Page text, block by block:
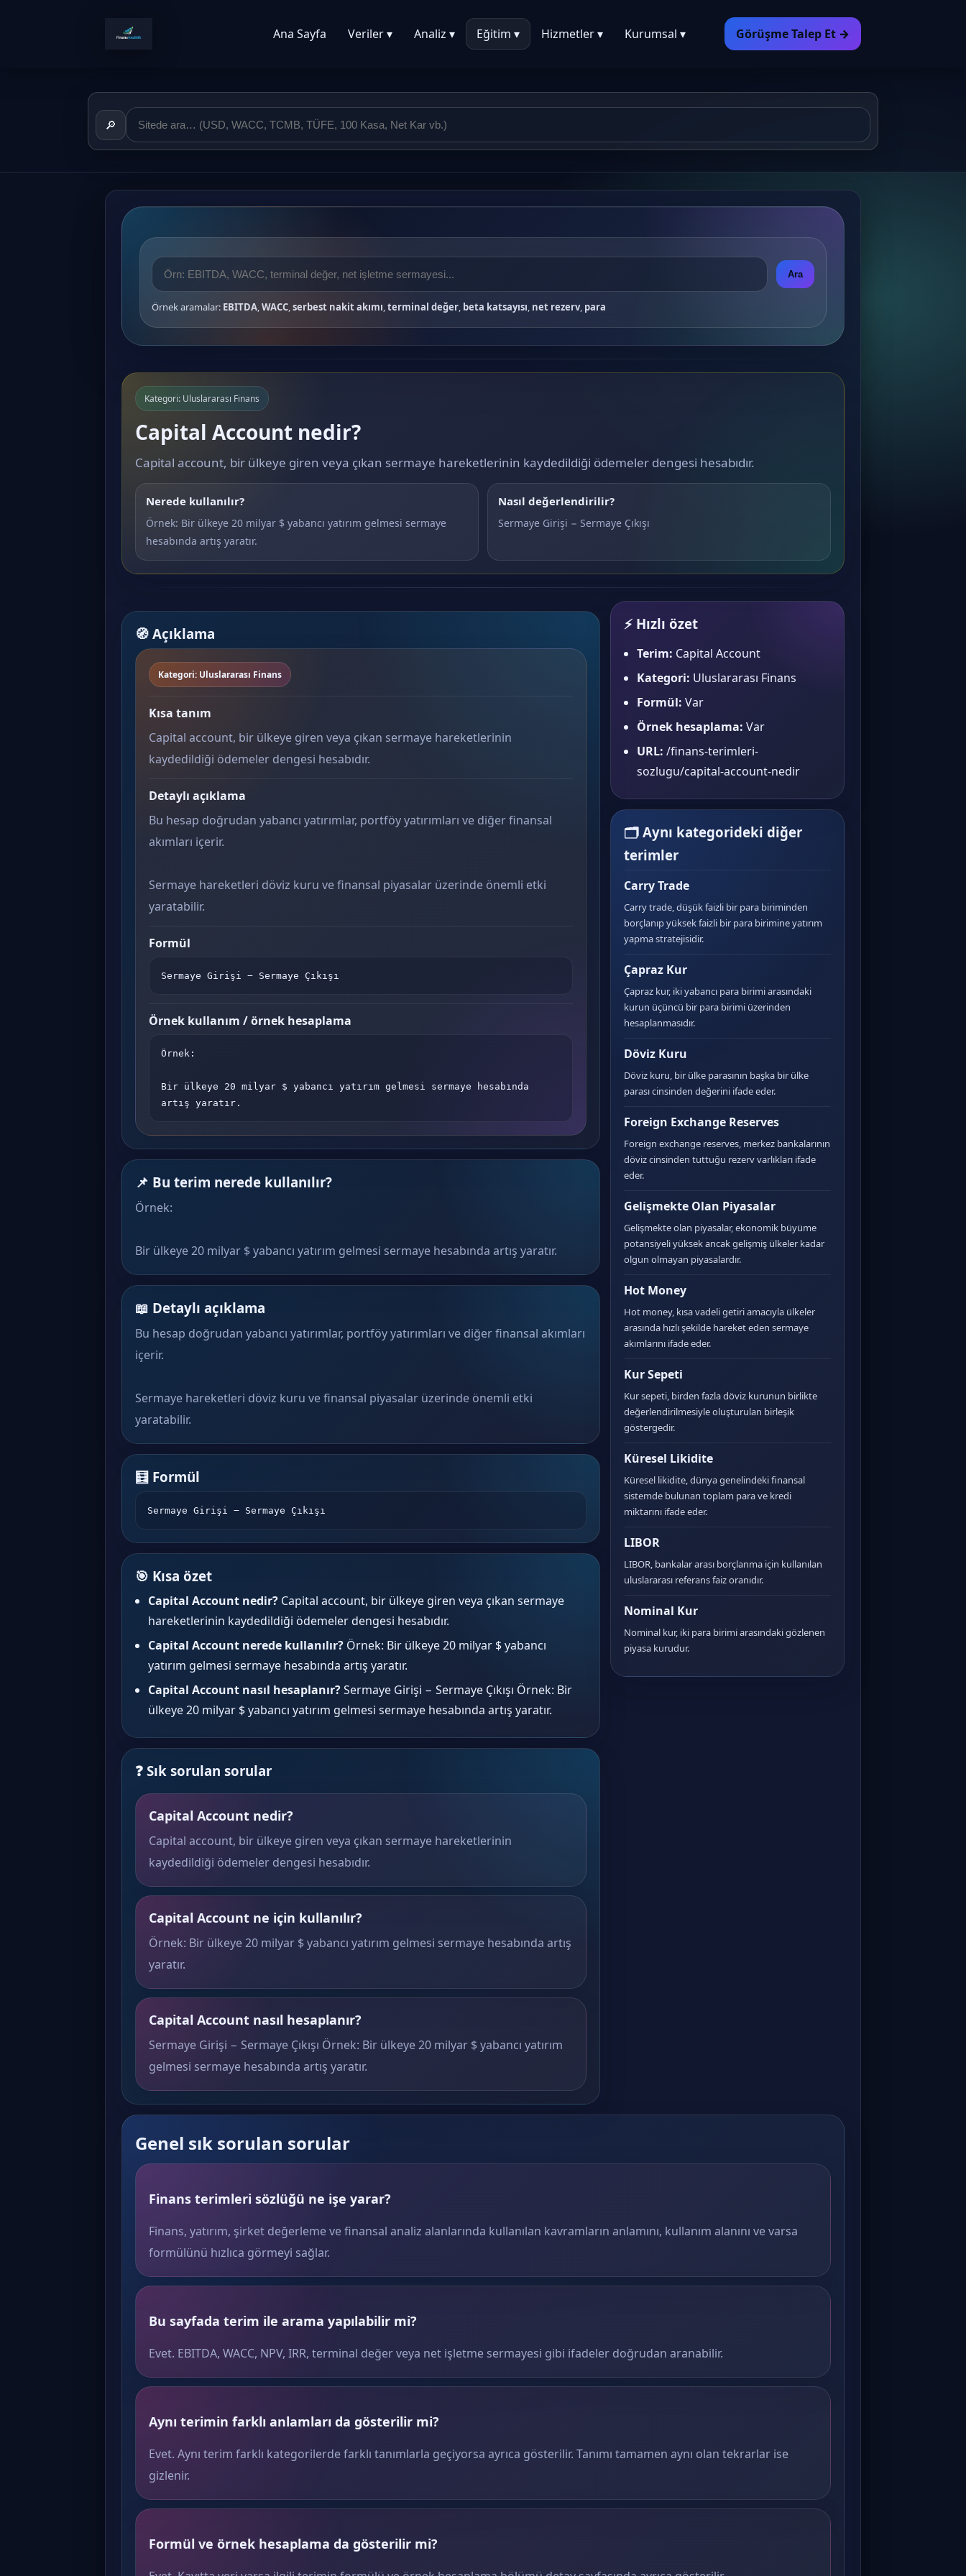
Ana Sayfa Veriler ▾ Analiz ▾ Eğitim ▾ Hizmetler ▾ Kurumsal ▾ Görüşme Talep Et →
🔎
Ara
Örnek aramalar: EBITDA,WACC,serbest nakit akımı,terminal değer, beta katsayısı, net rezerv, para
Kategori: Uluslararası Finans
Capital Account nedir?
Capital account, bir ülkeye giren veya çıkan sermaye hareketlerinin kaydedildiği ödemeler dengesi hesabıdır.
Nerede kullanılır?
Örnek: Bir ülkeye 20 milyar $ yabancı yatırım gelmesi sermaye
hesabında artış yaratır.
Nasıl değerlendirilir?
Sermaye Girişi − Sermaye Çıkışı
🧭 Açıklama
Kategori: Uluslararası Finans
Kısa tanım
Capital account, bir ülkeye giren veya çıkan sermaye hareketlerinin
kaydedildiği ödemeler dengesi hesabıdır.
Detaylı açıklama
Bu hesap doğrudan yabancı yatırımlar, portföy yatırımları ve diğer finansal
akımları içerir.
Sermaye hareketleri döviz kuru ve finansal piyasalar üzerinde önemli etki
yaratabilir.
Formül
Sermaye Girişi − Sermaye Çıkışı
Örnek kullanım / örnek hesaplama
Örnek:
Bir ülkeye 20 milyar $ yabancı yatırım gelmesi sermaye hesabında
artış yaratır.
📌 Bu terim nerede kullanılır?
Örnek:
Bir ülkeye 20 milyar $ yabancı yatırım gelmesi sermaye hesabında artış yaratır.
📖 Detaylı açıklama
Bu hesap doğrudan yabancı yatırımlar, portföy yatırımları ve diğer finansal akımları
içerir.
Sermaye hareketleri döviz kuru ve finansal piyasalar üzerinde önemli etki
yaratabilir.
🧮 Formül
Sermaye Girişi − Sermaye Çıkışı
🎯 Kısa özet
Capital Account nedir? Capital account, bir ülkeye giren veya çıkan sermaye
hareketlerinin kaydedildiği ödemeler dengesi hesabıdır.
Capital Account nerede kullanılır? Örnek: Bir ülkeye 20 milyar $ yabancı
yatırım gelmesi sermaye hesabında artış yaratır.
Capital Account nasıl hesaplanır?Sermaye Girişi − Sermaye Çıkışı Örnek: Bir
ülkeye 20 milyar $ yabancı yatırım gelmesi sermaye hesabında artış yaratır.
❓ Sık sorulan sorular
Capital Account nedir?
Capital account, bir ülkeye giren veya çıkan sermaye hareketlerinin
kaydedildiği ödemeler dengesi hesabıdır.
Capital Account ne için kullanılır?
Örnek: Bir ülkeye 20 milyar $ yabancı yatırım gelmesi sermaye hesabında artış
yaratır.
Capital Account nasıl hesaplanır?
Sermaye Girişi − Sermaye Çıkışı Örnek: Bir ülkeye 20 milyar $ yabancı yatırım
gelmesi sermaye hesabında artış yaratır.
⚡ Hızlı özet
Terim: Capital Account
Kategori: Uluslararası Finans
Formül: Var
Örnek hesaplama: Var
URL: /finans-terimleri-
sozlugu/capital-account-nedir
🗂 Aynı kategorideki diğer
terimler
Carry Trade
Carry trade, düşük faizli bir para biriminden
borçlanıp yüksek faizli bir para birimine yatırım
yapma stratejisidir.
Çapraz Kur
Çapraz kur, iki yabancı para birimi arasındaki
kurun üçüncü bir para birimi üzerinden
hesaplanmasıdır.
Döviz Kuru
Döviz kuru, bir ülke parasının başka bir ülke
parası cinsinden değerini ifade eder.
Foreign Exchange Reserves
Foreign exchange reserves, merkez bankalarının
döviz cinsinden tuttuğu rezerv varlıkları ifade
eder.
Gelişmekte Olan Piyasalar
Gelişmekte olan piyasalar, ekonomik büyüme
potansiyeli yüksek ancak gelişmiş ülkeler kadar
olgun olmayan piyasalardır.
Hot Money
Hot money, kısa vadeli getiri amacıyla ülkeler
arasında hızlı şekilde hareket eden sermaye
akımlarını ifade eder.
Kur Sepeti
Kur sepeti, birden fazla döviz kurunun birlikte
değerlendirilmesiyle oluşturulan birleşik
göstergedir.
Küresel Likidite
Küresel likidite, dünya genelindeki finansal
sistemde bulunan toplam para ve kredi
miktarını ifade eder.
LIBOR
LIBOR, bankalar arası borçlanma için kullanılan
uluslararası referans faiz oranıdır.
Nominal Kur
Nominal kur, iki para birimi arasındaki gözlenen
piyasa kurudur.
Genel sık sorulan sorular
Finans terimleri sözlüğü ne işe yarar?
Finans, yatırım, şirket değerleme ve finansal analiz alanlarında kullanılan kavramların anlamını, kullanım alanını ve varsa
formülünü hızlıca görmeyi sağlar.
Bu sayfada terim ile arama yapılabilir mi?
Evet. EBITDA, WACC, NPV, IRR, terminal değer veya net işletme sermayesi gibi ifadeler doğrudan aranabilir.
Aynı terimin farklı anlamları da gösterilir mi?
Evet. Aynı terim farklı kategorilerde farklı tanımlarla geçiyorsa ayrıca gösterilir. Tanımı tamamen aynı olan tekrarlar ise
gizlenir.
Formül ve örnek hesaplama da gösterilir mi?